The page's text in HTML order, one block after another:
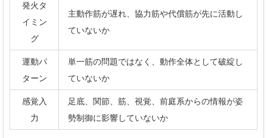
発火タ
イミン
グ
主動作筋が遅れ、協力筋や代償筋が先に活動し
ていないか
運動パ
ターン
単一筋の問題ではなく、動作全体として破綻し
ていないか
感覚入
力
足底、関節、筋、視覚、前庭系からの情報が姿
勢制御に影響していないか